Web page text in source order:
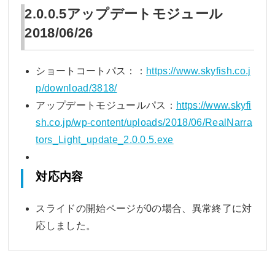
2.0.0.5アップデートモジュール
2018/06/26
ショートコートパス：： https://www.skyfish.co.j
p/download/3818/
アップデートモジュールパス： https://www.skyfi
sh.co.jp/wp-content/uploads/2018/06/RealNarra
tors_Light_update_2.0.0.5.exe
対応内容
スライドの開始ページが0の場合、異常終了に対
応しました。